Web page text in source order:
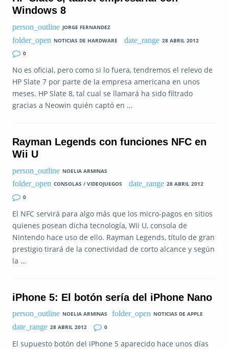
Windows 8
JORGE FERNANDEZ
NOTICIAS DE HARDWARE
28 ABRIL 2012
0
No es oficial, pero como si lo fuera, tendremos el relevo de
HP Slate 7 por parte de la empresa americana en unos
meses. HP Slate 8, tal cual se llamará ha sido filtrado
gracias a Neowin quién captó en …
Rayman Legends con funciones NFC en
Wii U
NOELIA ARMINAS
CONSOLAS / VIDEOJUEGOS
28 ABRIL 2012
0
El NFC servirá para algo más que los micro-pagos en sitios
quienes posean dicha tecnología, Wii U, consola de
Nintendo hace uso de ello. Rayman Legends, título de gran
prestigio tirará de la conectividad de corto alcance y según
la …
iPhone 5: El botón sería del iPhone Nano
NOELIA ARMINAS
NOTICIAS DE APPLE
28 ABRIL 2012
0
El supuesto botón del iPhone 5 aparecido hace unos días